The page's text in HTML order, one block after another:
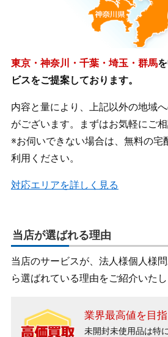
東京・神奈川・千葉・埼玉・群馬
ビスをご提案しております。
内容と量により、上記以外の地域
がございます。まずはお気軽にご相
※お伺いできない場合は、無料の宅
利用ください。
対応エリアを詳しく見る
当店が選ばれる理由
当店のサービスが、法人様個人様
ら選ばれている理由をご紹介いたし
業界最高値を目指
未開封未使用品は特